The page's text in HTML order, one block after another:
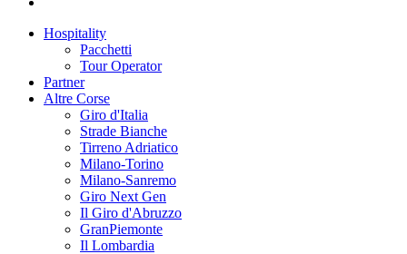
Hospitality
Pacchetti
Tour Operator
Partner
Altre Corse
Giro d'Italia
Strade Bianche
Tirreno Adriatico
Milano-Torino
Milano-Sanremo
Giro Next Gen
Il Giro d'Abruzzo
GranPiemonte
Il Lombardia